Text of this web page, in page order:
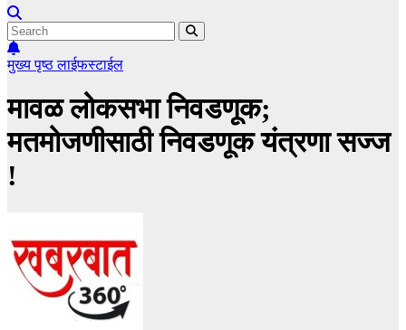
मुख्य पृष्ठलाईफस्टाईल
मावळ लोकसभा निवडणूक;
मतमोजणीसाठी निवडणूक यंत्रणा सज्ज
!